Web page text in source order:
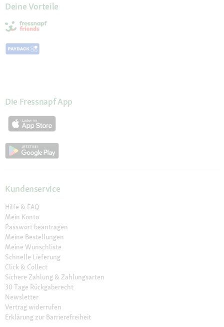
Deine Vorteile
Die Fressnapf App
Kundenservice
Hilfe & FAQ
Mein Konto
Passwort beantragen
Meine Bestellungen
Meine Wunschliste
Schnelle Lieferung
Click & Collect
Sichere Zahlung & Zahlungsarten
30 Tage Rückgaberecht
Newsletter
Vertrag widerrufen
Erklärung zur Barrierefreiheit